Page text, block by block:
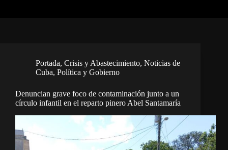
Portada, Crisis y Abastecimiento, Noticias de
Cuba, Política y Gobierno
Denuncian grave foco de contaminación junto a un
círculo infantil en el reparto pinero Abel Santamaría